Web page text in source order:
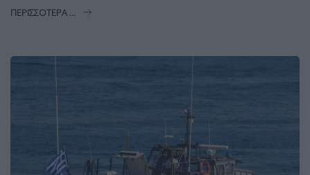
ΠΕΡΙΣΣΌΤΕΡΑ ...